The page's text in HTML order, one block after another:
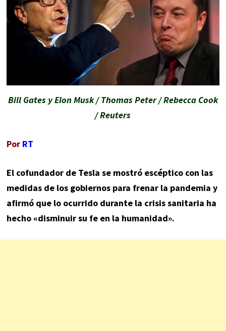
Bill Gates y Elon Musk / Thomas Peter / Rebecca Cook
/ Reuters
Por RT
El cofundador de Tesla se mostró escéptico con las
medidas de los gobiernos para frenar la pandemia y
afirmó que lo ocurrido durante la crisis sanitaria ha
hecho «disminuir su fe en la humanidad».